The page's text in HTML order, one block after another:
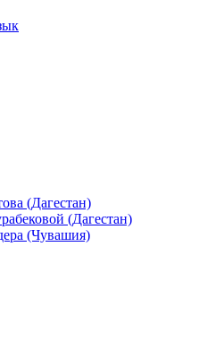
(Дагестан)
(Дагестан)
(Чувашия)